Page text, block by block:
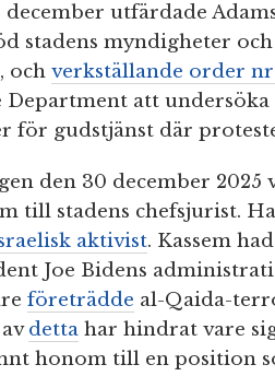
december utfärdade
stadens myndigheter
och verkställande order nr
Department att
för gudstjänst där
den 30 december 2025
till stadens chefsjurist.
aktivist. Kassem
Joe Bidens
företrädde al-Qaida-
detta har hindrat vare
honom till en position